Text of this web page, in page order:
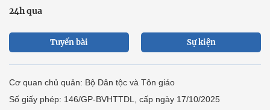
24h qua
Tuyến bài Sự kiện
Cơ quan chủ quản: Bộ Dân tộc và Tôn giáo
Số giấy phép: 146/GP-BVHTTDL, cấp ngày 17/10/2025